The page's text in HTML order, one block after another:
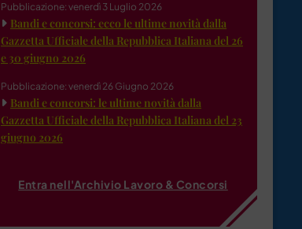
Pubblicazione: venerdì 3 Luglio 2026
Bandi e concorsi: ecco le ultime novità dalla
Gazzetta Ufficiale della Repubblica Italiana del 26
e 30 giugno 2026
Pubblicazione: venerdì 26 Giugno 2026
Bandi e concorsi: le ultime novità dalla
Gazzetta Ufficiale della Repubblica Italiana del 23
giugno 2026
Entra nell'Archivio Lavoro & Concorsi